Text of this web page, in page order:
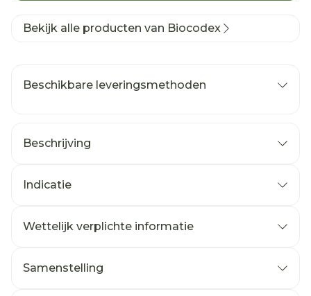
Bekijk alle producten van Biocodex
Beschikbare leveringsmethoden
Beschrijving
Indicatie
Wettelijk verplichte informatie
Samenstelling